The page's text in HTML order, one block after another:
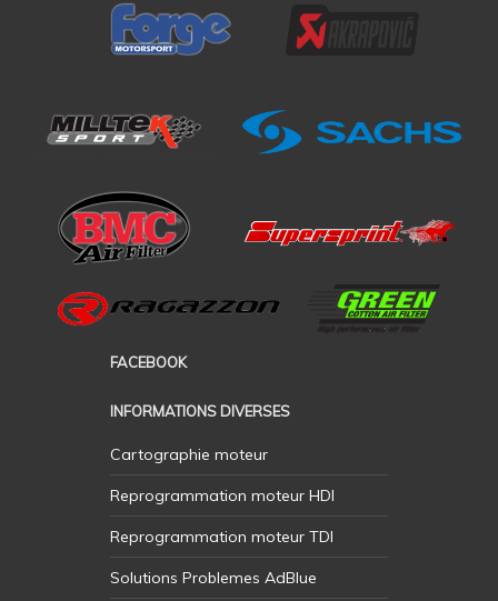
FACEBOOK
INFORMATIONS DIVERSES
Cartographie moteur
Reprogrammation moteur HDI
Reprogrammation moteur TDI
Solutions Problemes AdBlue